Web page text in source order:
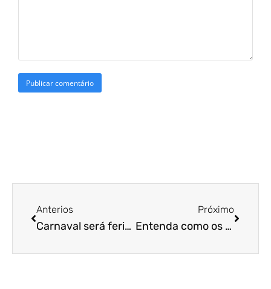
Anterios
Carnaval será feriado em 2021?
Próximo
Entenda como os casais divorciados devem declarar as despesas com os filhos no IR 2021!